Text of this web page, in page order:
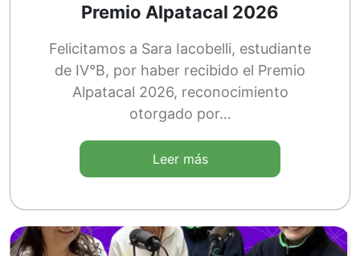
Premio Alpatacal 2026
Felicitamos a Sara Iacobelli, estudiante
de IV°B, por haber recibido el Premio
Alpatacal 2026, reconocimiento
otorgado por…
Leer más